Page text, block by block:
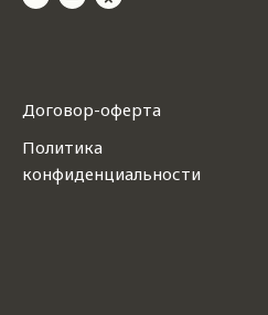
Договор-оферта
Политика
конфиденциальности